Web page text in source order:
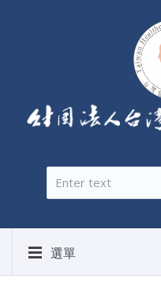
搜尋表單
搜尋
選單